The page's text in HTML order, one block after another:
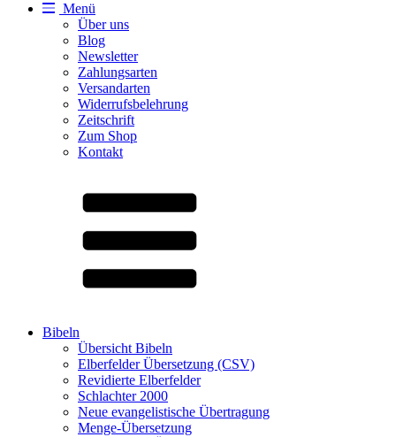
Menü
Über uns
Blog
Newsletter
Zahlungsarten
Versandarten
Widerrufsbelehrung
Zeitschrift
Zum Shop
Kontakt
Bibeln
Übersicht Bibeln
Elberfelder Übersetzung (CSV)
Revidierte Elberfelder
Schlachter 2000
Neue evangelistische Übertragung
Menge-Übersetzung